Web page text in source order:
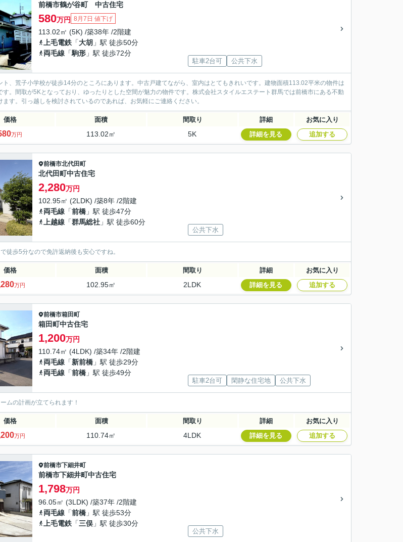
前橋市鶴が谷町 中古住宅
580万円 8月7日 値下げ
113.02㎡ (5K) /築38年 /2階建
上毛電鉄 「大胡 」駅 徒歩50分
両毛線 「駒形 」駅 徒歩72分
駐車2台可 公共下水
ト、荒子小学校が徒歩14分のところにあります。中古戸建てながら、室内はとてもきれいです。建物面積113.02平米の物件は
す。間取が5Kとなっており、ゆったりとした空間が魅力の物件です。株式会社スタイルエステート群馬では前橋市にある不動
す。引っ越しを検討されているのであれば、お気軽にご連絡ください。
価格 面積 間取り 詳細 お気に入り
万円 113.02㎡ 5K 詳細を見る 追加する
前橋市北代田町
北代田町中古住宅
2,280万円
102.95㎡ (2LDK) /築8年 /2階建
両毛線 「前橋 」駅 徒歩47分
上越線 「群馬総社 」駅 徒歩60分
公共下水
徒歩5分なので免許返納後も安心ですね。
価格 面積 間取り 詳細 お気に入り
万円 102.95㎡ 2LDK 詳細を見る 追加する
前橋市箱田町
箱田町中古住宅
1,200万円
110.74㎡ (4LDK) /築34年 /2階建
両毛線 「新前橋 」駅 徒歩29分
両毛線 「前橋 」駅 徒歩49分
駐車2台可 閑静な住宅地 公共下水
ムの計画が立てられます！
価格 面積 間取り 詳細 お気に入り
万円 110.74㎡ 4LDK 詳細を見る 追加する
前橋市下細井町
前橋市下細井町中古住宅
1,798万円
96.05㎡ (3LDK) /築37年 /2階建
両毛線 「前橋 」駅 徒歩53分
上毛電鉄 「三俣 」駅 徒歩30分
公共下水